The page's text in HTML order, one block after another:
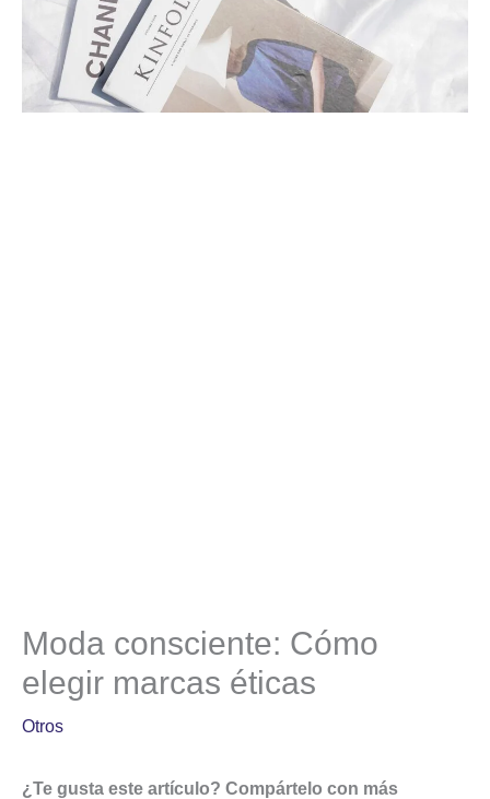
Moda consciente: Cómo
elegir marcas éticas
Otros
¿Te gusta este artículo? Compártelo con más